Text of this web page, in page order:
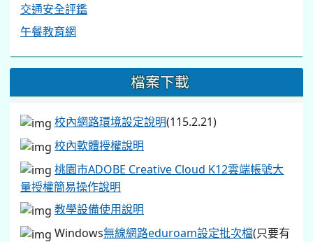
交通安全評鑑
午餐教育網
檔案下載
校內網路環境設定說明(115.2.21)
校內軟體授權說明
桃園市ADOBE Creative Cloud K12雲端帳號大
量授權簡易操作說明
教學設備使用說明
Windows無線網路eduroam設定批次檔(只要有